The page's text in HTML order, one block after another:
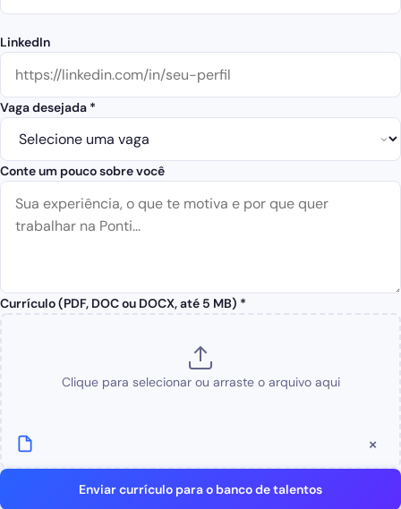
LinkedIn
Vaga desejada *
Conte um pouco sobre você
Currículo (PDF, DOC ou DOCX, até 5 MB) *
Clique para selecionar ou arraste o arquivo aqui
×
Enviar currículo para o banco de talentos